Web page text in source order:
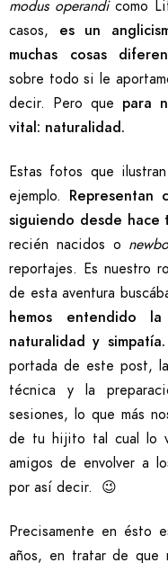
modus operandicomo
casos, es un
muchas cosas
sobre todo si le
decir. Pero que para
vital: naturalidad.
Estas fotos que
ejemplo. Representan
siguiendo desde hace
recién nacidos o
reportajes. Es nuestro
de esta aventura
hemos entendido
naturalidad y
portada de este post,
técnica y la
sesiones, lo que más
de tu hijito tal cual lo
amigos de envolver a
por así decir. 😉
Precisamente en ésto
años, en tratar de que